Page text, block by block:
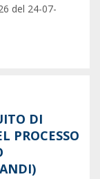
del 24-07-
DI
PROCESSO